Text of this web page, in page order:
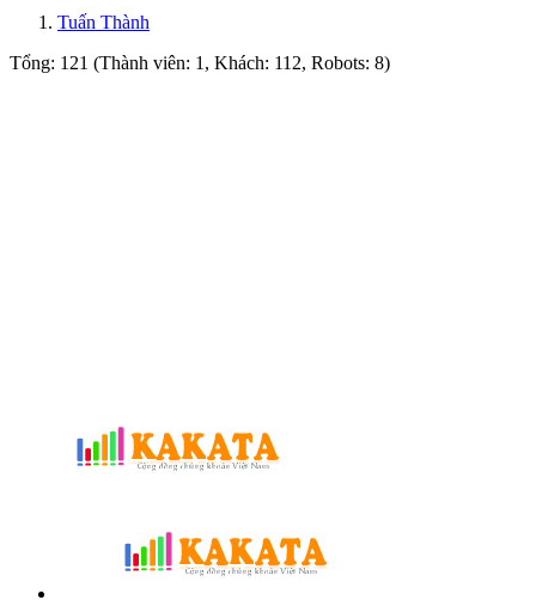
Tuấn Thành
Tổng: 121 (Thành viên: 1, Khách: 112, Robots: 8)